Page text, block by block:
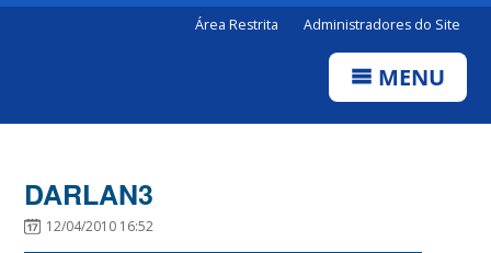
Área Restrita Administradores do Site
MENU
DARLAN3
12/04/2010 16:52